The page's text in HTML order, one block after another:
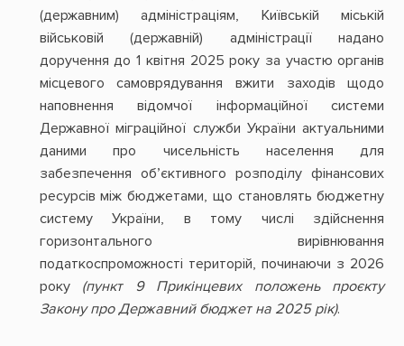
(державним) адміністраціям, Київській міській
військовій (державній) адміністрації надано
доручення до 1 квітня 2025 року за участю органів
місцевого самоврядування вжити заходів щодо
наповнення відомчої інформаційної системи
Державної міграційної служби України актуальними
даними про чисельність населення для
забезпечення об’єктивного розподілу фінансових
ресурсів між бюджетами, що становлять бюджетну
систему України, в тому числі здійснення
горизонтального вирівнювання
податкоспроможності територій, починаючи з 2026
року (пункт 9 Прикінцевих положень проєкту
Закону про Державний бюджет на 2025 рік).